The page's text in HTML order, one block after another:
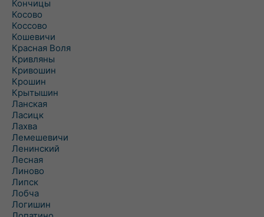
Кончицы
Косово
Коссово
Кошевичи
Красная Воля
Кривляны
Кривошин
Крошин
Крытышин
Ланская
Ласицк
Лахва
Лемешевичи
Ленинский
Лесная
Линово
Липск
Лобча
Логишин